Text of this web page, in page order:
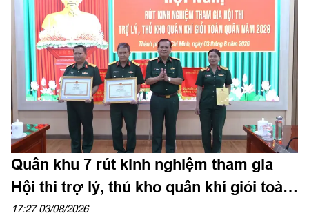
các lực lượng thực hiện nhiệm vụ tìm kiếm, quy tập và xác
định danh tính hài cốt liệt sĩ. Báo Quân khu đăng toàn văn Thư
khen của đồng chí Chính ủy Quân khu 7.
Quân khu 7 rút kinh nghiệm tham gia
Hội thi trợ lý, thủ kho quân khí giỏi toàn
quân năm 2026
17:27 03/08/2026